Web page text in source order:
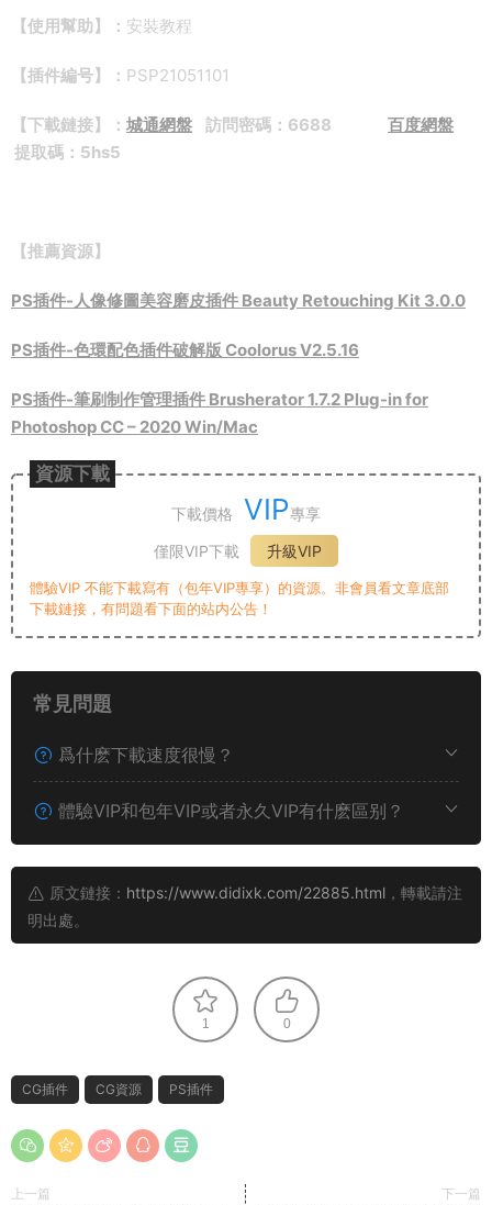
【使用幫助】： 安裝教程
【插件編号】： PSP21051101
【下載鏈接】 ： 城通網盤 訪問密碼：6688 百度網盤
提取碼：5hs5
【推薦資源】
PS插件-人像修圖美容磨皮插件 Beauty Retouching Kit 3.0.0
PS插件-色環配色插件破解版 Coolorus V2.5.16
PS插件-筆刷制作管理插件 Brusherator 1.7.2 Plug-in for
Photoshop CC – 2020 Win/Mac
資源下載
下載價格 VIP專享
僅限VIP下載
升級VIP
體驗VIP 不能下載寫有（包年VIP專享）的資源。非會員看文章底部
下載鏈接，有問題看下面的站内公告！
常見問題
爲什麽下載速度很慢？
體驗VIP和包年VIP或者永久VIP有什麽區别？
原文鏈接： https://www.didixk.com/22885.html ，轉載請注
明出處。
1 0
CG插件 CG資源 PS插件
上一篇 下一篇